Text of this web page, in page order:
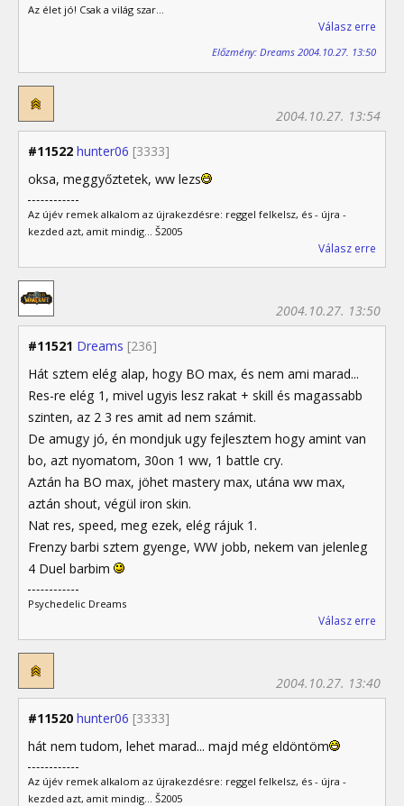
Az élet jó! Csak a világ szar...
Válasz erre
Előzmény: Dreams 2004.10.27. 13:50
#11522 hunter06 [3333]
2004.10.27. 13:54
oksa, meggyőztetek, ww lezs
Az újév remek alkalom az újrakezdésre: reggel felkelsz, és - újra -
kezded azt, amit mindig... Š2005
Válasz erre
#11521 Dreams [236]
2004.10.27. 13:50
Hát sztem elég alap, hogy BO max, és nem ami marad...
Res-re elég 1, mivel ugyis lesz rakat + skill és magassabb
szinten, az 2 3 res amit ad nem számit.
De amugy jó, én mondjuk ugy fejlesztem hogy amint van
bo, azt nyomatom, 30on 1 ww, 1 battle cry.
Aztán ha BO max, jöhet mastery max, utána ww max,
aztán shout, végül iron skin.
Nat res, speed, meg ezek, elég rájuk 1.
Frenzy barbi sztem gyenge, WW jobb, nekem van jelenleg
4 Duel barbim
Psychedelic Dreams
Válasz erre
#11520 hunter06 [3333]
2004.10.27. 13:40
hát nem tudom, lehet marad... majd még eldöntöm
Az újév remek alkalom az újrakezdésre: reggel felkelsz, és - újra -
kezded azt, amit mindig... Š2005